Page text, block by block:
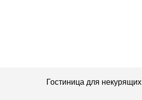
нежиться в широкой
Гостиница для некурящих